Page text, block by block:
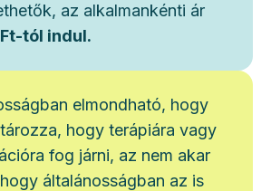
az alkalmankénti ár
tól indul.
elmondható, hogy
hogy terápiára vagy
fog járni, az nem akar
általánosságban az is